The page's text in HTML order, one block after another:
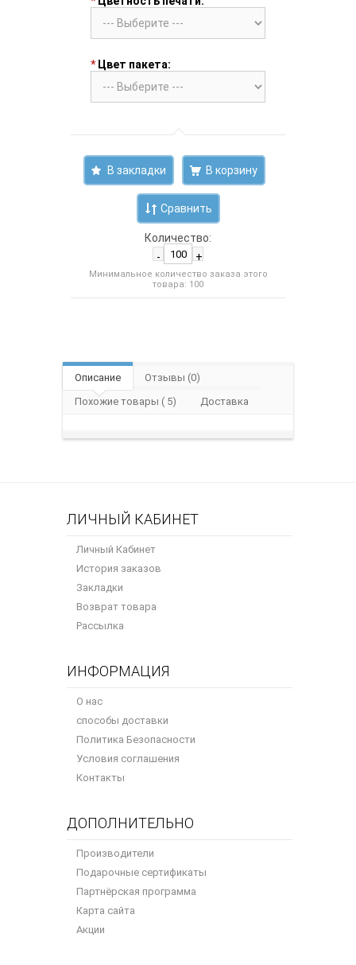
* Цвет пакета:
В закладки
Сравнить
Количество:
-
+
Минимальное количество заказа этого
товара: 100
Описание
Отзывы (0)
Похожие товары ( 5)
Доставка
ЛИЧНЫЙ КАБИНЕТ
Личный Кабинет
История заказов
Закладки
Возврат товара
Рассылка
ИНФОРМАЦИЯ
О нас
способы доставки
Политика Безопасности
Условия соглашения
Контакты
ДОПОЛНИТЕЛЬНО
Производители
Подарочные сертификаты
Партнёрская программа
Карта сайта
Акции